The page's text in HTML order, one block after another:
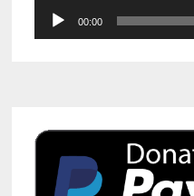
00:00